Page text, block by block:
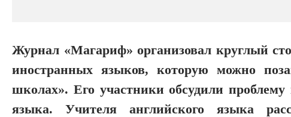
Журнал «Магариф» организовал круглый
иностранных языков, которую можно
школах». Его участники обсудили проблему
языка. Учителя английского языка